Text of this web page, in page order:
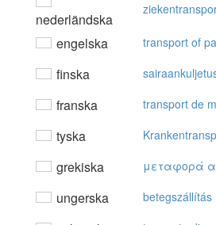
nederländska
engelska transport of
finska
franska transport de
tyska
grekiska μεταφoρά
ungerska betegszállítás